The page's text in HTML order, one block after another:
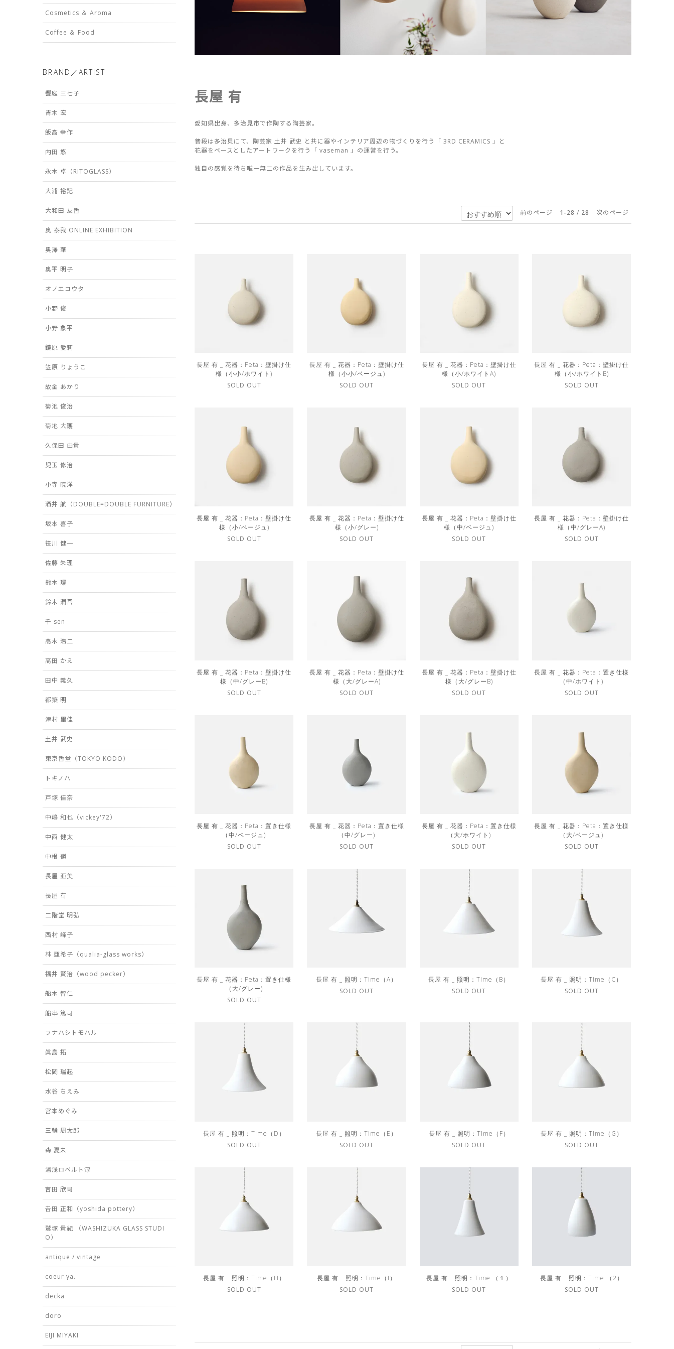
長屋 有
愛知県出身、多治見市で作陶する陶芸家。
普段は多治見にて、陶芸家 土井 武史 と共に器やインテリア周辺の物づくりを行う「 3RD CERAMICS 」と
花器をベースとしたアートワークを行う「 vaseman 」の運営を行う。
独自の感覚を待ち唯一無二の作品を生み出しています。
前のページ 1-28 / 28 次のページ
長屋 有 _ 花器：Peta：壁掛け仕
様（小小/ホワイト)
SOLD OUT
長屋 有 _ 花器：Peta：壁掛け仕
様（小小/ベージュ)
SOLD OUT
長屋 有 _ 花器：Peta：壁掛け仕
様（小/ホワイトA)
SOLD OUT
長屋 有 _ 花器：Peta：壁掛け仕
様（小/ホワイトB)
SOLD OUT
長屋 有 _ 花器：Peta：壁掛け仕
様（小/ベージュ)
SOLD OUT
長屋 有 _ 花器：Peta：壁掛け仕
様（小/グレー)
SOLD OUT
長屋 有 _ 花器：Peta：壁掛け仕
様（中/ベージュ)
SOLD OUT
長屋 有 _ 花器：Peta：壁掛け仕
様（中/グレーA)
SOLD OUT
長屋 有 _ 花器：Peta：壁掛け仕
様（中/グレーB)
SOLD OUT
長屋 有 _ 花器：Peta：壁掛け仕
様（大/グレーA)
SOLD OUT
長屋 有 _ 花器：Peta：壁掛け仕
様（大/グレーB)
SOLD OUT
長屋 有 _ 花器：Peta：置き仕様
（中/ホワイト)
SOLD OUT
長屋 有 _ 花器：Peta：置き仕様
（中/ベージュ)
SOLD OUT
長屋 有 _ 花器：Peta：置き仕様
（中/グレー)
SOLD OUT
長屋 有 _ 花器：Peta：置き仕様
（大/ホワイト)
SOLD OUT
長屋 有 _ 花器：Peta：置き仕様
（大/ベージュ)
SOLD OUT
長屋 有 _ 花器：Peta：置き仕様
（大/グレー)
SOLD OUT
長屋 有 _ 照明：Time（A）
SOLD OUT
長屋 有 _ 照明：Time（B）
SOLD OUT
長屋 有 _ 照明：Time（C）
SOLD OUT
長屋 有 _ 照明：Time（D）
SOLD OUT
長屋 有 _ 照明：Time（E）
SOLD OUT
長屋 有 _ 照明：Time（F）
SOLD OUT
長屋 有 _ 照明：Time（G）
SOLD OUT
長屋 有 _ 照明：Time（H）
SOLD OUT
長屋 有 _ 照明：Time（I）
SOLD OUT
長屋 有 _ 照明：Time （１）
SOLD OUT
長屋 有 _ 照明：Time （2）
SOLD OUT
Cosmetics ＆ Aroma
Coffee ＆ Food
BRAND／ARTIST
饗庭 三七子
青木 宏
飯高 幸作
内田 悠
永木 卓（RITOGLASS）
大浦 裕記
大和田 友香
奥 泰我 ONLINE EXHIBITION
奥澤 華
奥平 明子
オノエコウタ
小野 俊
小野 象平
鏡原 愛莉
笠原 りょうこ
故金 あかり
菊池 俊治
菊地 大護
久保田 由貴
児玉 修治
小寺 暁洋
酒井 航（DOUBLE=DOUBLE FURNITURE）
坂本 喜子
笹川 健一
佐藤 朱理
鈴木 環
鈴木 潤吾
千 sen
高木 浩二
高田 かえ
田中 義久
都築 明
津村 里佳
土井 武史
東京香堂（TOKYO KODO）
トキノハ
戸塚 佳奈
中嶋 和也（vickey'72）
中西 健太
中根 嶺
長屋 亜美
長屋 有
二階堂 明弘
西村 峰子
林 亜希子（qualia-glass works）
福井 賢治（wood pecker）
船木 智仁
船串 篤司
フナハシトモハル
眞島 拓
松岡 瑞起
水谷 ちえみ
宮本めぐみ
三輪 周太郎
森 夏未
湯浅ロベルト淳
吉田 欣司
𠮷田 正和（yoshida pottery）
鷲塚 貴紀 （WASHIZUKA GLASS STUDI
O）
antique / vintage
coeur ya.
decka
doro
EIJI MIYAKI